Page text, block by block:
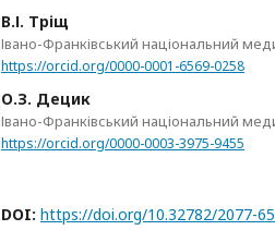
В.І. Тріщ
Івано-Франківський національний
https://orcid.org/0000-0001-6569-0258
О.З. Децик
Івано-Франківський національний
https://orcid.org/0000-0003-3975-9455
DOI: https://doi.org/10.32782/2077-